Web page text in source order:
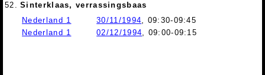
52. Sinterklaas, verrassingsbaas
Nederland 1
30/11/1994, 09:30-09:45
Nederland 1
02/12/1994, 09:00-09:15